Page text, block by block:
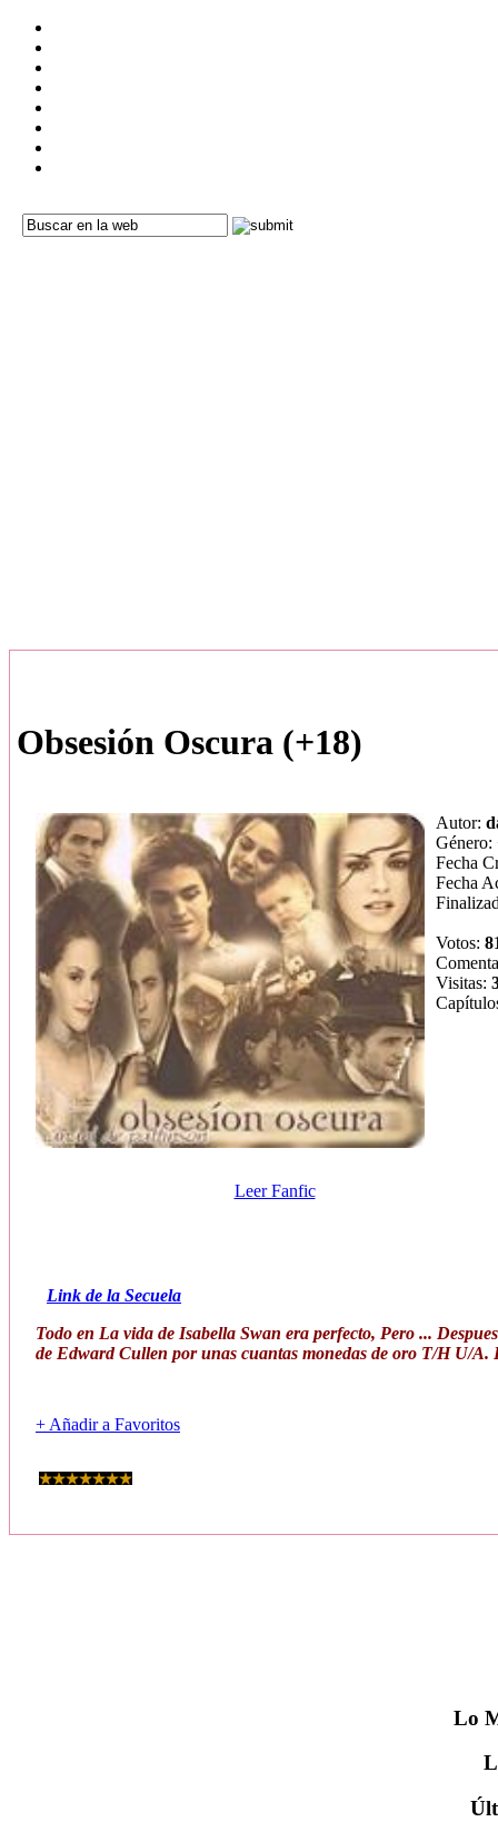
Obsesión Oscura (+18)
Autor:
Género:
Fecha
Fecha
Votos:
Visitas:
Leer Fanfic
Link de la Secuela
Todo en La vida de Isabella Swan era perfecto, Pero ...
de Edward Cullen por unas cuantas monedas de oro T/H U/A.
+ Añadir a Favoritos
Lo